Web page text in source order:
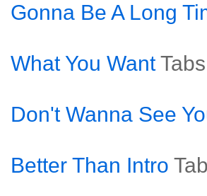
Gonna Be A Long
What You Want Tabs
Don't Wanna See
Better Than Intro